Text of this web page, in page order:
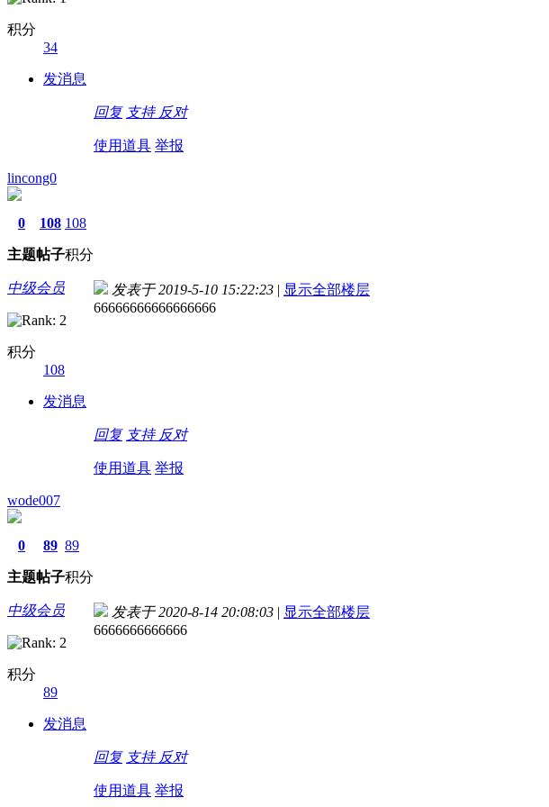
积分
34
发消息
回复 支持 反对
使用道具 举报
lincong0
0
主题
108
帖子
108
积分
中级会员
积分
108
发消息
发表于 2019-5-10 15:22:23 | 显示全部楼层
66666666666666666
回复 支持 反对
使用道具 举报
wode007
0
主题
89
帖子
89
积分
中级会员
积分
89
发消息
发表于 2020-8-14 20:08:03 | 显示全部楼层
6666666666666
回复 支持 反对
使用道具 举报